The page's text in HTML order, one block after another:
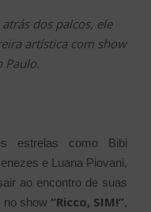
dos palcos, ele
artística com show
Paulo.
estrelas como Bibi
e Luana Piovani,
ao encontro de suas
no show “Ricco, SIM!”,